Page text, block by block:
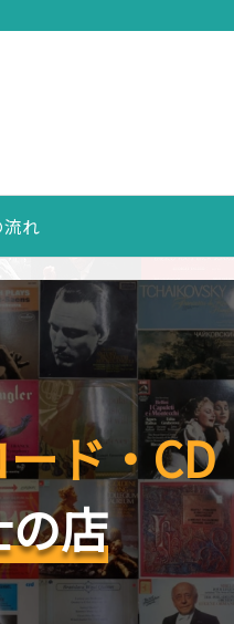
流れ
ド・CD
店